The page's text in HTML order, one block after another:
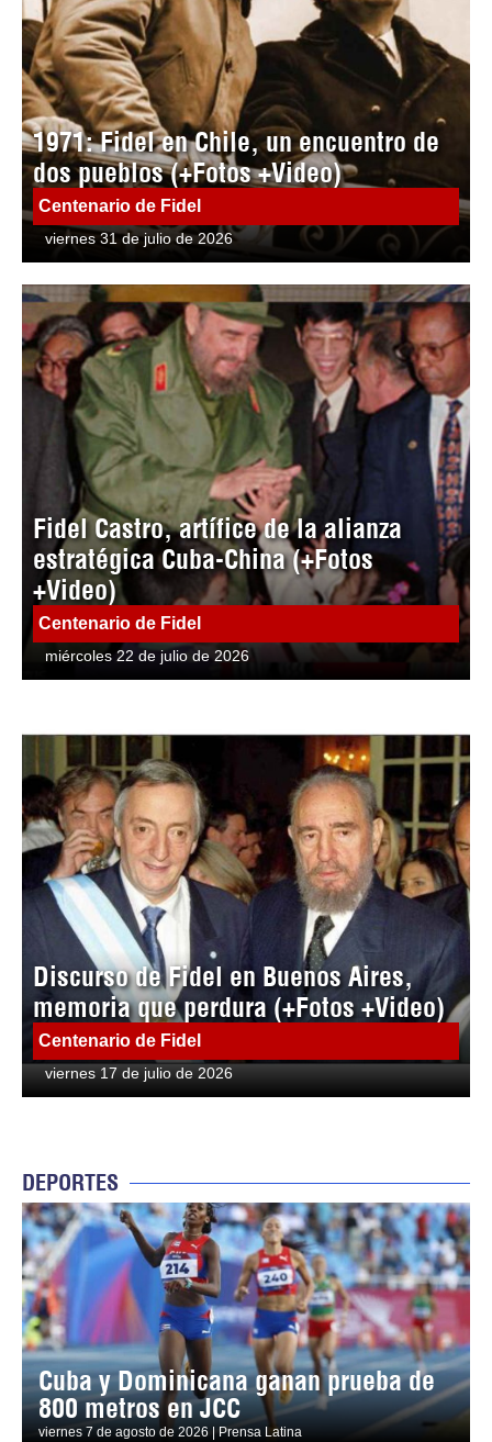
1971: Fidel en Chile, un encuentro de
dos pueblos (+Fotos +Video)
Centenario de Fidel
viernes 31 de julio de 2026
Fidel Castro, artífice de la alianza
estratégica Cuba-China (+Fotos
+Video)
Centenario de Fidel
miércoles 22 de julio de 2026
Discurso de Fidel en Buenos Aires,
memoria que perdura (+Fotos +Video)
Centenario de Fidel
viernes 17 de julio de 2026
DEPORTES
Cuba y Dominicana ganan prueba de
800 metros en JCC
viernes 7 de agosto de 2026 | Prensa Latina